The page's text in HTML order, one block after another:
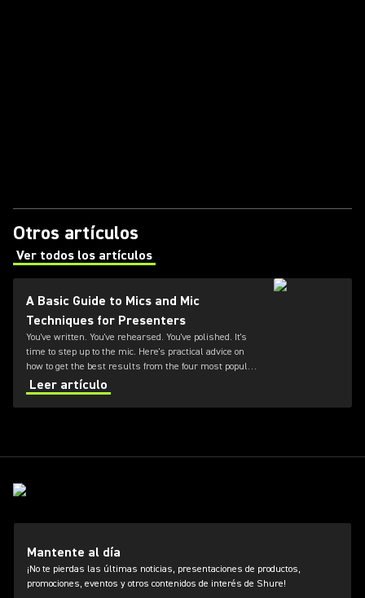
Otros artículos
Ver todos los artículos
(Opens in a new tab)
A Basic Guide to Mics and Mic
Techniques for Presenters
You've written. You've rehearsed. You've polished. It's
time to step up to the mic. Here's practical advice on
how to get the best results from the four most popular
types of presentation microphones
Leer artículo
Mantente al día
¡No te pierdas las últimas noticias, presentaciones de productos,
promociones, eventos y otros contenidos de interés de Shure!